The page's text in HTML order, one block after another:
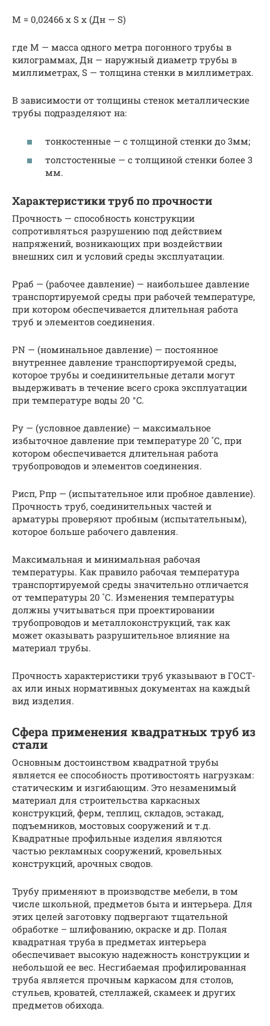
М = 0,02466 x S x (Дн — S)
где М — масса одного метра погонного трубы в
килограммах, Дн — наружный диаметр трубы в
миллиметрах, S — толщина стенки в миллиметрах.
В зависимости от толщины стенок металлические
трубы подразделяют на:
тонкостенные — с толщиной стенки до 3мм;
толстостенные — с толщиной стенки более 3
мм.
Характеристики труб по прочности
Прочность — способность конструкции
сопротивляться разрушению под действием
напряжений, возникающих при воздействии
внешних сил и условий среды эксплуатации.
Рраб — (рабочее давление) — наибольшее давление
транспортируемой среды при рабочей температуре,
при котором обеспечивается длительная работа
труб и элементов соединения.
PN — (номинальное давление) — постоянное
внутреннее давление транспортируемой среды,
которое трубы и соединительные детали могут
выдерживать в течение всего срока эксплуатации
при температуре воды 20 °C.
Ру — (условное давление) — максимальное
избыточное давление при температуре 20 ˚С, при
котором обеспечивается длительная работа
трубопроводов и элементов соединения.
Рисп, Рпр — (испытательное или пробное давление).
Прочность труб, соединительных частей и
арматуры проверяют пробным (испытательным),
которое больше рабочего давления.
Максимальная и минимальная рабочая
температуры. Как правило рабочая температура
транспортируемой среды значительно отличается
от температуры 20 ˚С. Изменения температуры
должны учитываться при проектировании
трубопроводов и металлоконструкций, так как
может оказывать разрушительное влияние на
материал трубы.
Прочность характеристики труб указывают в ГОСТ-
ах или иных нормативных документах на каждый
вид изделия.
Сфера применения квадратных труб из
стали
Основным достоинством квадратной трубы
является ее способность противостоять нагрузкам:
статическим и изгибающим. Это незаменимый
материал для строительства каркасных
конструкций, ферм, теплиц, складов, эстакад,
подъемников, мостовых сооружений и т.д.
Квадратные профильные изделия являются
частью рекламных сооружений, кровельных
конструкций, арочных сводов.
Трубу применяют в производстве мебели, в том
числе школьной, предметов быта и интерьера. Для
этих целей заготовку подвергают тщательной
обработке – шлифованию, окраске и др. Полая
квадратная труба в предметах интерьера
обеспечивает высокую надежность конструкции и
небольшой ее вес. Несгибаемая профилированная
труба является прочным каркасом для столов,
стульев, кроватей, стеллажей, скамеек и других
предметов обихода.